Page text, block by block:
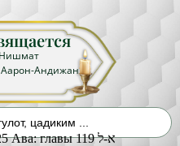
Андижан
Теилим на сегодня - 25 Ава: главы 119 א-ל